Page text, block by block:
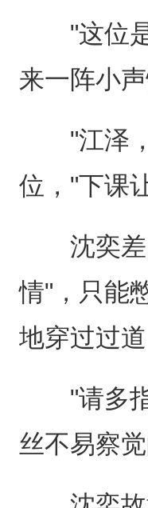
"这位是
来一阵小
"江泽，
位，"下课
沈奕差
情"，只能
地穿过过
"请多指
丝不易察